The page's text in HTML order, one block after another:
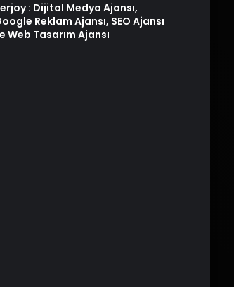
: Dijital Medya Ajansı,
Reklam Ajansı, SEO Ajansı
Web Tasarım Ajansı